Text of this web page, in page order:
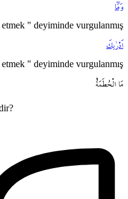
وَمَٓا
" deyiminde vurgulanmış
اَدْرٰيكَ
" deyiminde vurgulanmış
مَا الْحُطَمَةُۜ